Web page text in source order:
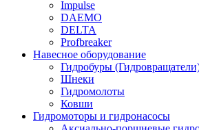
Impulse
DAEMO
DELTA
Profbreaker
Навесное оборудование
Гидробуры
Шнеки
Гидромолоты
Ковши
Гидромоторы и гидронасосы